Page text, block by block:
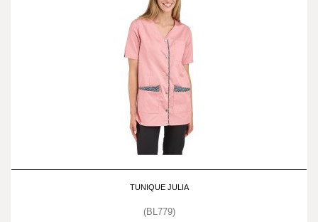
TUNIQUE JULIA
(BL779)